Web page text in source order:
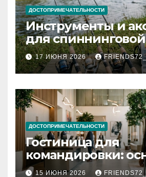
ДОСТОПРИМЕЧАТЕЛЬНОСТИ
Инструменты и
для спиннинговой
рыбалки:
типы
17 ИЮНЯ 2026
ДОСТОПРИМЕЧАТЕЛЬНОСТИ
Гостиница для
командировки:
критерии выбора
15 ИЮНЯ 2026